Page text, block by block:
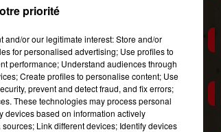
qui se pratique
priorité
or our legitimate interest: Store and/or
for personalised advertising; Use profiles to
performance; Understand audiences through
Create profiles to personalise content; Use
prevent and detect fraud, and fix errors;
These technologies may process personal
devices based on information actively
Link different devices; Identify devices